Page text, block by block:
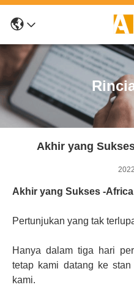
Akhir yang
Akhir yang Sukses -
Pertunjukan yang tak
Hanya dalam tiga hari
tetap kami datang ke
kami.